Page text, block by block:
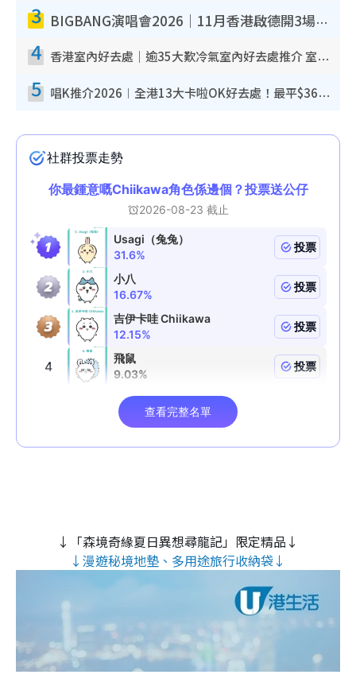
3 BIGBANG演唱會2026｜11月香港啟德開3場！實名制VIP申請、優先購票攻略
4 香港室內好去處｜逾35大歎冷氣室內好去處推介 室內活動免費避雨無懼落雨
5 唱K推介2026︱全港13大卡啦OK好去處！最平$36起 日文K都有！(附地址+收費詳情)
↓「森境奇緣夏日異想尋龍記」限定精品↓
↓漫遊秘境地墊、多用途旅行收納袋↓